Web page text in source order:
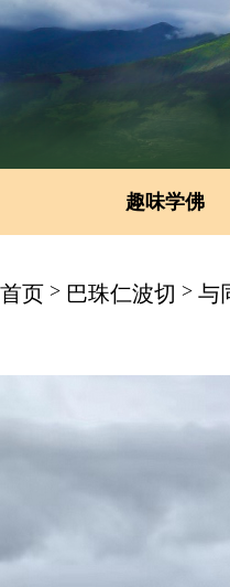
趣味学佛
首页 > 巴珠仁波切 > 与